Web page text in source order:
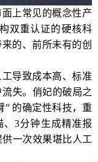
上常见的概念性产
双重认证的硬核科
的、前所未有的创
导致成本高、标准
失。俏妃的破局之
” 的确定性科技，重
3分钟生成精准报
一次效果堪比人工